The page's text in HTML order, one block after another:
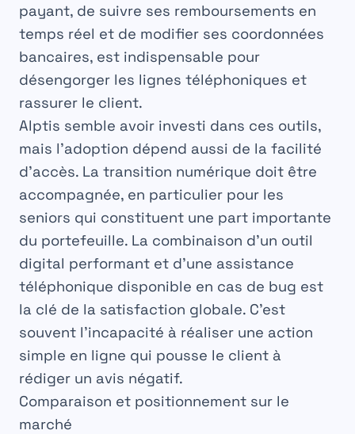
payant, de suivre ses remboursements en
temps réel et de modifier ses coordonnées
bancaires, est indispensable pour
désengorger les lignes téléphoniques et
rassurer le client.
Alptis semble avoir investi dans ces outils,
mais l’adoption dépend aussi de la facilité
d’accès. La transition numérique doit être
accompagnée, en particulier pour les
seniors qui constituent une part importante
du portefeuille. La combinaison d’un outil
digital performant et d’une assistance
téléphonique disponible en cas de bug est
la clé de la satisfaction globale. C’est
souvent l’incapacité à réaliser une action
simple en ligne qui pousse le client à
rédiger un avis négatif.
Comparaison et positionnement sur le
marché